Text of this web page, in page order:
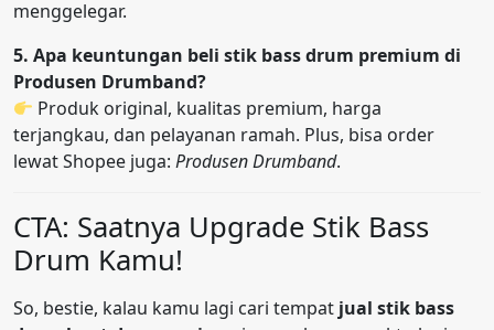
menggelegar.
5. Apa keuntungan beli stik bass drum premium di
Produsen Drumband?
Produk original, kualitas premium, harga
terjangkau, dan pelayanan ramah. Plus, bisa order
lewat Shopee juga: Produsen Drumband.
CTA: Saatnya Upgrade Stik Bass
Drum Kamu!
So, bestie, kalau kamu lagi cari tempat jual stik bass